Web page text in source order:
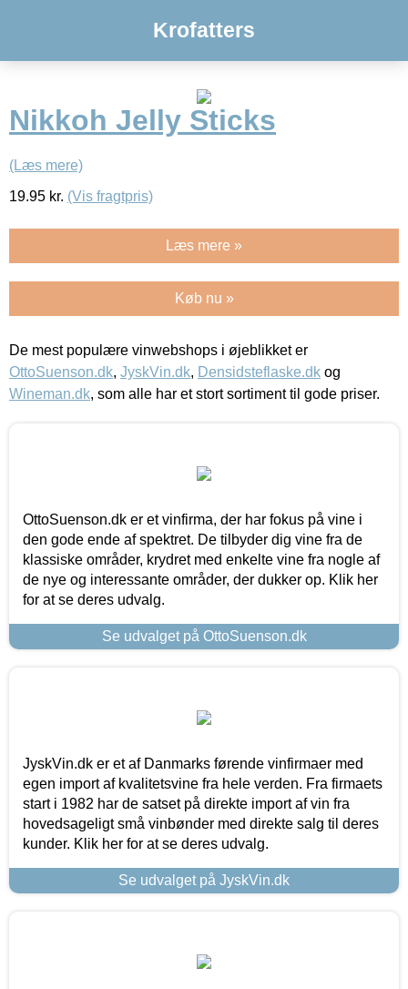
Krofatters
Nikkoh Jelly Sticks
(Læs mere)
19.95 kr. (Vis fragtpris)
Læs mere »
Køb nu »
De mest populære vinwebshops i øjeblikket er
OttoSuenson.dk, JyskVin.dk, Densidsteflaske.dk og
Wineman.dk, som alle har et stort sortiment til gode priser.
OttoSuenson.dk er et vinfirma, der har fokus på vine i
den gode ende af spektret. De tilbyder dig vine fra de
klassiske områder, krydret med enkelte vine fra nogle af
de nye og interessante områder, der dukker op. Klik her
for at se deres udvalg.
Se udvalget på OttoSuenson.dk
JyskVin.dk er et af Danmarks førende vinfirmaer med
egen import af kvalitetsvine fra hele verden. Fra firmaets
start i 1982 har de satset på direkte import af vin fra
hovedsageligt små vinbønder med direkte salg til deres
kunder. Klik her for at se deres udvalg.
Se udvalget på JyskVin.dk